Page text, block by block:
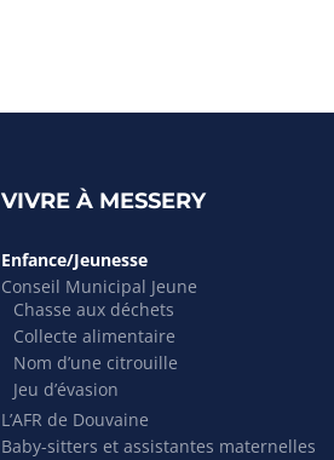
VIVRE À MESSERY
Enfance/Jeunesse
Conseil Municipal Jeune
Chasse aux déchets
Collecte alimentaire
Nom d’une citrouille
Jeu d’évasion
L’AFR de Douvaine
Baby-sitters et assistantes maternelles